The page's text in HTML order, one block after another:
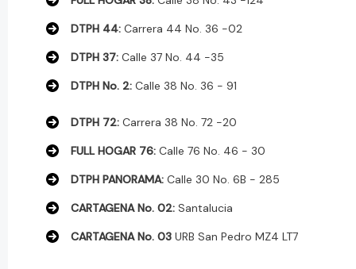
DTPH 44: Carrera 44 No. 36 -02
DTPH 37: Calle 37 No. 44 -35
DTPH No. 2: Calle 38 No. 36 - 91
DTPH 72: Carrera 38 No. 72 -20
FULL HOGAR 76: Calle 76 No. 46 - 30
DTPH PANORAMA: Calle 30 No. 6B - 285
CARTAGENA No. 02: Santalucia
CARTAGENA No. 03 URB San Pedro MZ4 LT7